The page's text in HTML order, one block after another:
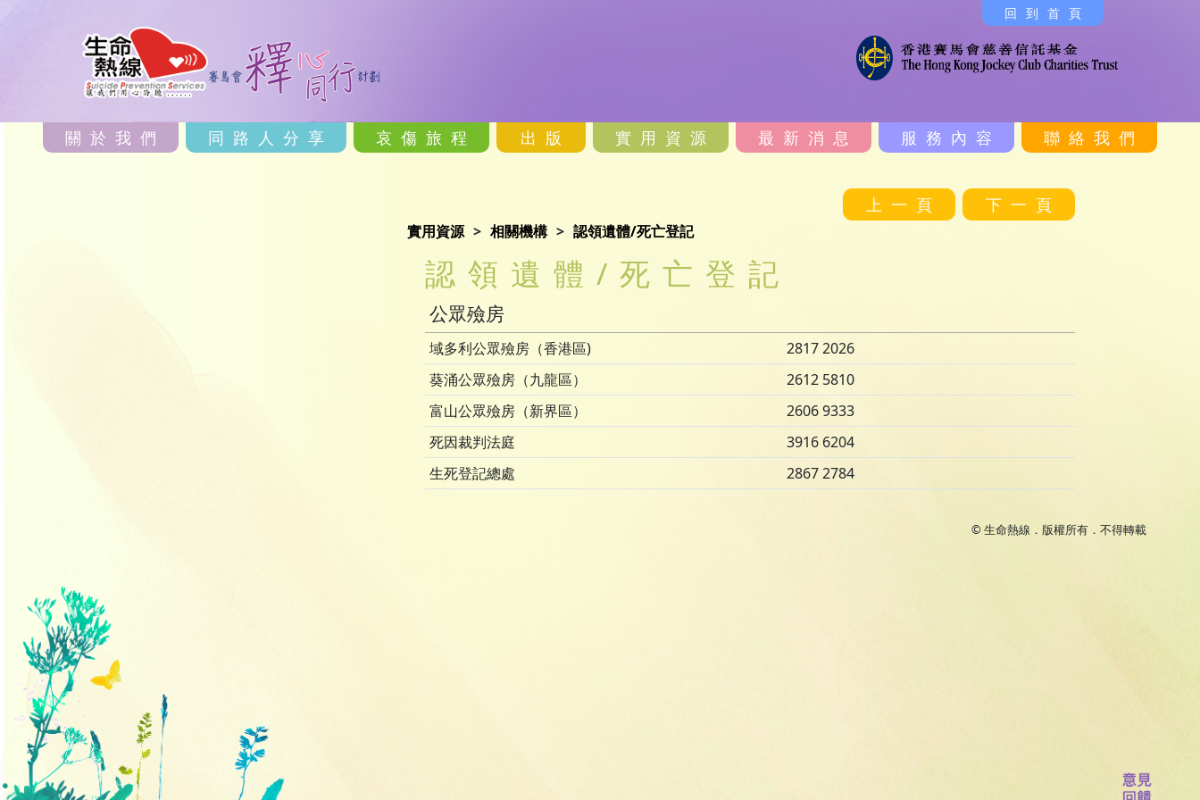
回到首頁
關於我們 同路人分享 哀傷旅程 出版 實用資源 最新消息 服務內容 聯絡我們
實用資源 相關機構 認領遺體/死亡登記
認領遺體/死亡登記
公眾殮房
域多利公眾殮房（香港區)
2817 2026
葵涌公眾殮房（九龍區）
2612 5810
富山公眾殮房（新界區）
2606 9333
死因裁判法庭
3916 6204
生死登記總處
2867 2784
上一頁 下一頁
© 生命熱線．版權所有．不得轉載